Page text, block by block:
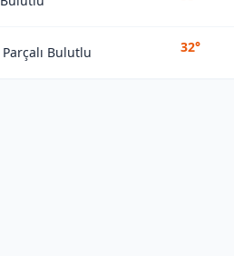
Parçalı Bulutlu 32°